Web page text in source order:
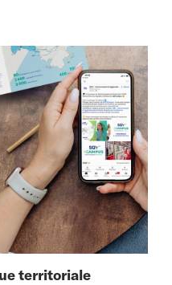
territoriale